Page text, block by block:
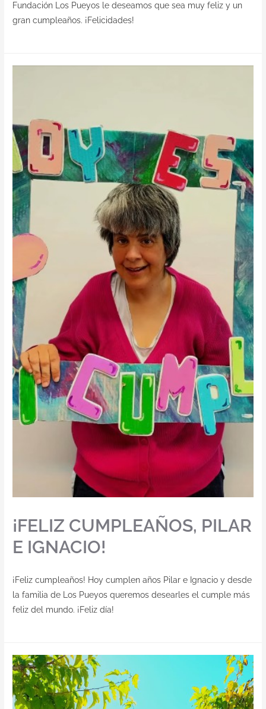
Fundación Los Pueyos le deseamos que sea muy feliz y un
gran cumpleaños. ¡Felicidades!
¡FELIZ CUMPLEAÑOS, PILAR
E IGNACIO!
¡Feliz cumpleaños! Hoy cumplen años Pilar e Ignacio y desde
la familia de Los Pueyos queremos desearles el cumple más
feliz del mundo. ¡Feliz día!